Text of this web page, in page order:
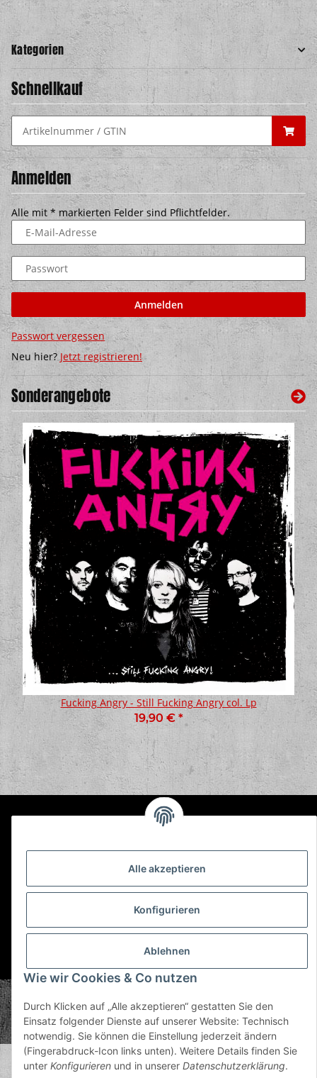
Kategorien
Schnellkauf
Anmelden
Alle mit * markierten Felder sind Pflichtfelder.
E-Mail-Adresse
Passwort
Anmelden
Passwort vergessen
Neu hier?Jetzt registrieren!
Sonderangebote
Fucking Angry - Still Fucking Angry col. Lp
19,90 € *
Gesetzliche Informationen
© Plastic Bomb GmbH
Copyright © 2026 Plastic Bomb GmbH
Powered byJTL-Shop
Alle akzeptieren
Konfigurieren
Ablehnen
Wie wir Cookies & Co nutzen
Durch Klicken auf „Alle akzeptieren“ gestatten Sie den
Einsatz folgender Dienste auf unserer Website: Technisch
notwendig. Sie können die Einstellung jederzeit ändern
(Fingerabdruck-Icon links unten). Weitere Details finden Sie
unter Konfigurieren und in unserer Datenschutzerklärung.